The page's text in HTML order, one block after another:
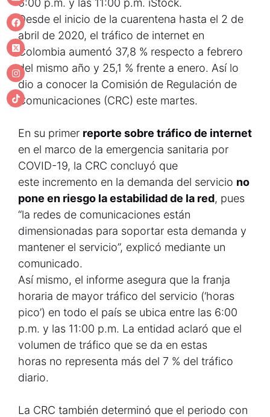
6:00 p.m. y las 11:00 p.m. iStock.
Desde el inicio de la cuarentena hasta el 2 de
abril de 2020, el tráfico de internet en
Colombia aumentó 37,8 % respecto a febrero
del mismo año y 25,1 % frente a enero. Así lo
dio a conocer la Comisión de Regulación de
Comunicaciones (CRC) este martes.
En su primer reporte sobre tráfico de internet
en el marco de la emergencia sanitaria por
COVID-19, la CRC concluyó que
este incremento en la demanda del servicio no
pone en riesgo la estabilidad de la red, pues
“la redes de comunicaciones están
dimensionadas para soportar esta demanda y
mantener el servicio”, explicó mediante un
comunicado.
Así mismo, el informe asegura que la franja
horaria de mayor tráfico del servicio (‘horas
pico’) en todo el país se ubica entre las 6:00
p.m. y las 11:00 p.m. La entidad aclaró que el
volumen de tráfico que se da en estas
horas no representa más del 7 % del tráfico
diario.
La CRC también determinó que el periodo con